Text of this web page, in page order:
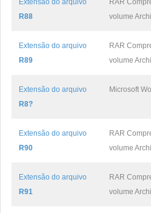
Extensão do arquivo
R88
RAR
volume
Extensão do arquivo
R89
RAR
volume
Extensão do arquivo
R8?
Microsoft
Extensão do arquivo
R90
RAR
volume
Extensão do arquivo
R91
RAR
volume